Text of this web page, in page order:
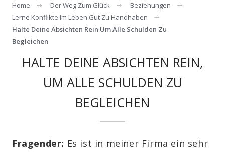
Home Der Weg Zum Glück
Beziehungen
Lerne Konflikte Im Leben Gut Zu Handhaben
Halte Deine Absichten Rein Um Alle Schulden Zu
Begleichen
HALTE DEINE ABSICHTEN REIN,
UM ALLE SCHULDEN ZU
BEGLEICHEN
Fragender: Es ist in meiner Firma ein sehr